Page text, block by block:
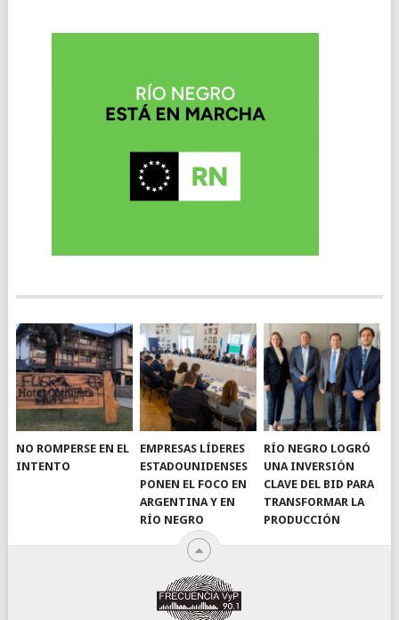
NO ROMPERSE EN EL
INTENTO
EMPRESAS LÍDERES
ESTADOUNIDENSES
PONEN EL FOCO EN
ARGENTINA Y EN
RÍO NEGRO
RÍO NEGRO LOGRÓ
UNA INVERSIÓN
CLAVE DEL BID PARA
TRANSFORMAR LA
PRODUCCIÓN